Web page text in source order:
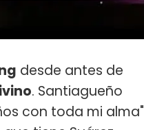
desde antes de
. Santiagueño
con toda mi